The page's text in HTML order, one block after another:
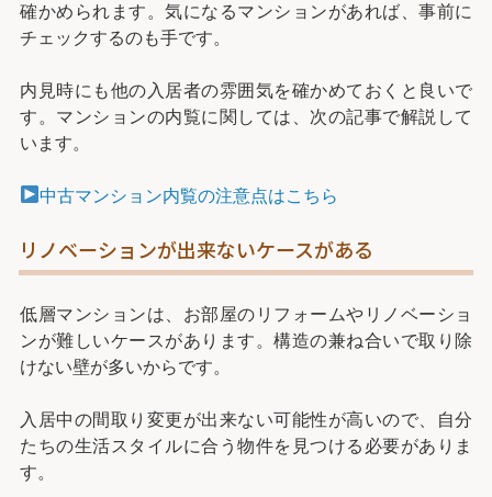
確かめられます。気になるマンションがあれば、事前に
チェックするのも手です。
内見時にも他の入居者の雰囲気を確かめておくと良いで
す。マンションの内覧に関しては、次の記事で解説して
います。
中古マンション内覧の注意点はこちら
リノベーションが出来ないケースがある
低層マンションは、お部屋のリフォームやリノベーショ
ンが難しいケースがあります。構造の兼ね合いで取り除
けない壁が多いからです。
入居中の間取り変更が出来ない可能性が高いので、自分
たちの生活スタイルに合う物件を見つける必要がありま
す。